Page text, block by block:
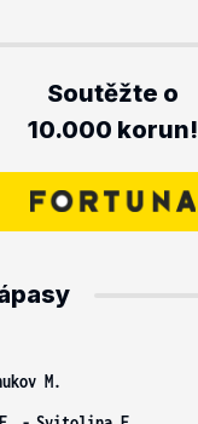
Soutěžte o
10.000 korun!
M.